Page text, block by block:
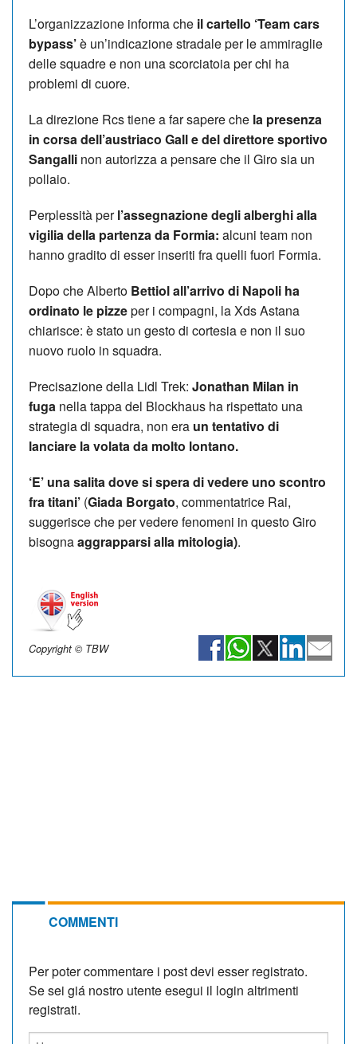
L’organizzazione informa che il cartello ‘Team cars
bypass’è un’indicazione stradale per le ammiraglie
delle squadre e non una scorciatoia per chi ha
problemi di cuore.
La direzione Rcs tiene a far sapere che la presenza
in corsa dell’austriaco Gall e del direttore sportivo
Sangalli non autorizza a pensare che il Giro sia un
pollaio.
Perplessità perl’assegnazione degli alberghi alla
vigilia della partenza da Formia: alcuni team non
hanno gradito di esser inseriti fra quelli fuori Formia.
Dopo che Alberto Bettiol all’arrivo di Napoli ha
ordinato le pizzeper i compagni, la Xds Astana
chiarisce: è stato un gesto di cortesia e non il suo
nuovo ruolo in squadra.
Precisazione della Lidl Trek: Jonathan Milan in
fuga nella tappa del Blockhaus ha rispettato una
strategia di squadra, non era un tentativo di
lanciare la volata da molto lontano.
‘E’ una salita dove si spera di vedere uno scontro
fra titani’ (Giada Borgato, commentatrice Rai,
suggerisce che per vedere fenomeni in questo Giro
bisognaaggrapparsi alla mitologia).
Copyright © TBW
COMMENTI
Per poter commentare i post devi esser registrato.
Se sei giá nostro utente esegui il login altrimenti
registrati.